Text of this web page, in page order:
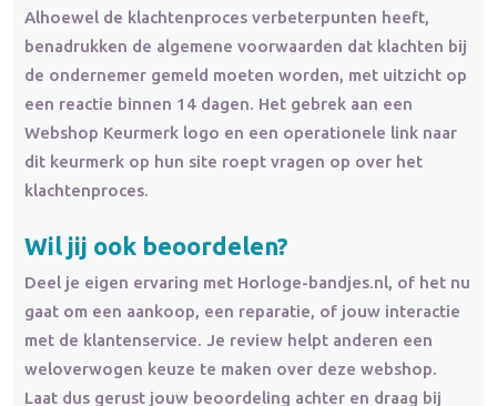
Alhoewel de klachtenproces verbeterpunten heeft,
benadrukken de algemene voorwaarden dat klachten bij
de ondernemer gemeld moeten worden, met uitzicht op
een reactie binnen 14 dagen. Het gebrek aan een
Webshop Keurmerk logo en een operationele link naar
dit keurmerk op hun site roept vragen op over het
klachtenproces.
Wil jij ook beoordelen?
Deel je eigen ervaring met Horloge-bandjes.nl, of het nu
gaat om een aankoop, een reparatie, of jouw interactie
met de klantenservice. Je review helpt anderen een
weloverwogen keuze te maken over deze webshop.
Laat dus gerust jouw beoordeling achter en draag bij